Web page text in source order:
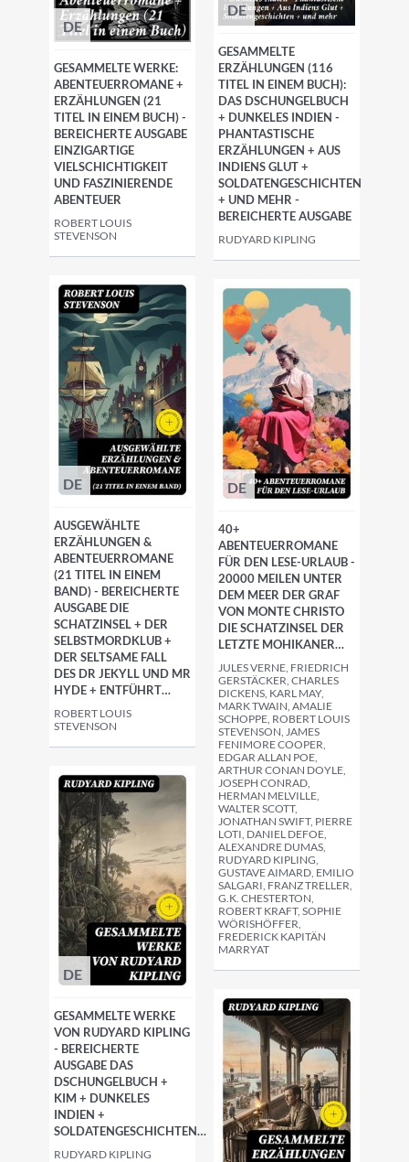
DE
GESAMMELTE
ERZÄHLUNGEN (116
TITEL IN EINEM BUCH):
DAS DSCHUNGELBUCH
+ DUNKELES INDIEN -
PHANTASTISCHE
ERZÄHLUNGEN + AUS
INDIENS GLUT +
SOLDATENGESCHICHTEN
+ UND MEHR -
BEREICHERTE AUSGABE
RUDYARD KIPLING
DE
GESAMMELTE WERKE:
ABENTEUERROMANE +
ERZÄHLUNGEN (21
TITEL IN EINEM BUCH) -
BEREICHERTE AUSGABE
EINZIGARTIGE
VIELSCHICHTIGKEIT
UND FASZINIERENDE
ABENTEUER
ROBERT LOUIS
STEVENSON
DE
40+
ABENTEUERROMANE
FÜR DEN LESE-URLAUB -
20000 MEILEN UNTER
DEM MEER DER GRAF
VON MONTE CHRISTO
DIE SCHATZINSEL DER
LETZTE MOHIKANER…
JULES VERNE, FRIEDRICH
GERSTÄCKER, CHARLES
DICKENS, KARL MAY,
MARK TWAIN, AMALIE
SCHOPPE, ROBERT LOUIS
STEVENSON, JAMES
FENIMORE COOPER,
EDGAR ALLAN POE,
ARTHUR CONAN DOYLE,
JOSEPH CONRAD,
HERMAN MELVILLE,
WALTER SCOTT,
JONATHAN SWIFT, PIERRE
LOTI, DANIEL DEFOE,
ALEXANDRE DUMAS,
RUDYARD KIPLING,
GUSTAVE AIMARD, EMILIO
SALGARI, FRANZ TRELLER,
G.K. CHESTERTON,
ROBERT KRAFT, SOPHIE
WÖRISHÖFFER,
FREDERICK KAPITÄN
MARRYAT
DE
AUSGEWÄHLTE
ERZÄHLUNGEN &
ABENTEUERROMANE
(21 TITEL IN EINEM
BAND) - BEREICHERTE
AUSGABE DIE
SCHATZINSEL + DER
SELBSTMORDKLUB +
DER SELTSAME FALL
DES DR JEKYLL UND MR
HYDE + ENTFÜHRT…
ROBERT LOUIS
STEVENSON
DE
GESAMMELTE WERKE
VON RUDYARD KIPLING
- BEREICHERTE
AUSGABE DAS
DSCHUNGELBUCH +
KIM + DUNKELES
INDIEN +
SOLDATENGESCHICHTEN…
RUDYARD KIPLING